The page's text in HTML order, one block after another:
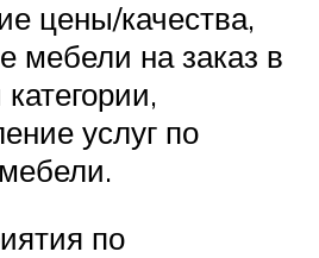
цены/качества,
мебели на заказ в
услуг по
по